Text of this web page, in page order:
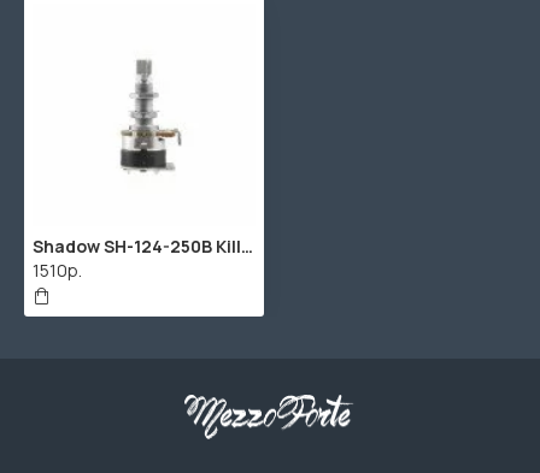
Shadow SH-124-250B Kill Pot Потенциометр с функцией отключения сигнала, B250K (лин)
1510р.